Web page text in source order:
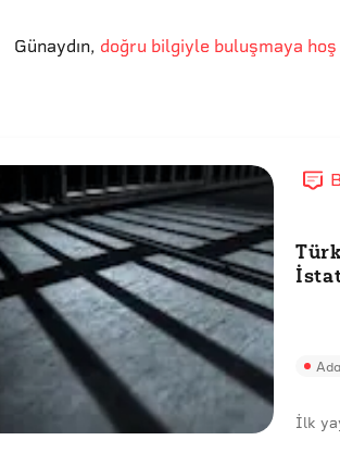
Günaydın, doğru bilgiyle buluşmaya
İlk